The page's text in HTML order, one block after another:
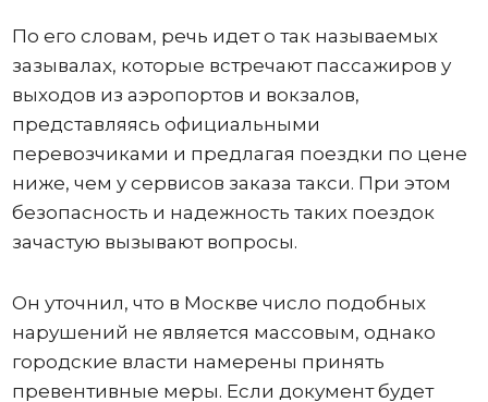
По его словам, речь идет о так называемых
зазывалах, которые встречают пассажиров у
выходов из аэропортов и вокзалов,
представляясь официальными
перевозчиками и предлагая поездки по цене
ниже, чем у сервисов заказа такси. При этом
безопасность и надежность таких поездок
зачастую вызывают вопросы.
Он уточнил, что в Москве число подобных
нарушений не является массовым, однако
городские власти намерены принять
превентивные меры. Если документ будет